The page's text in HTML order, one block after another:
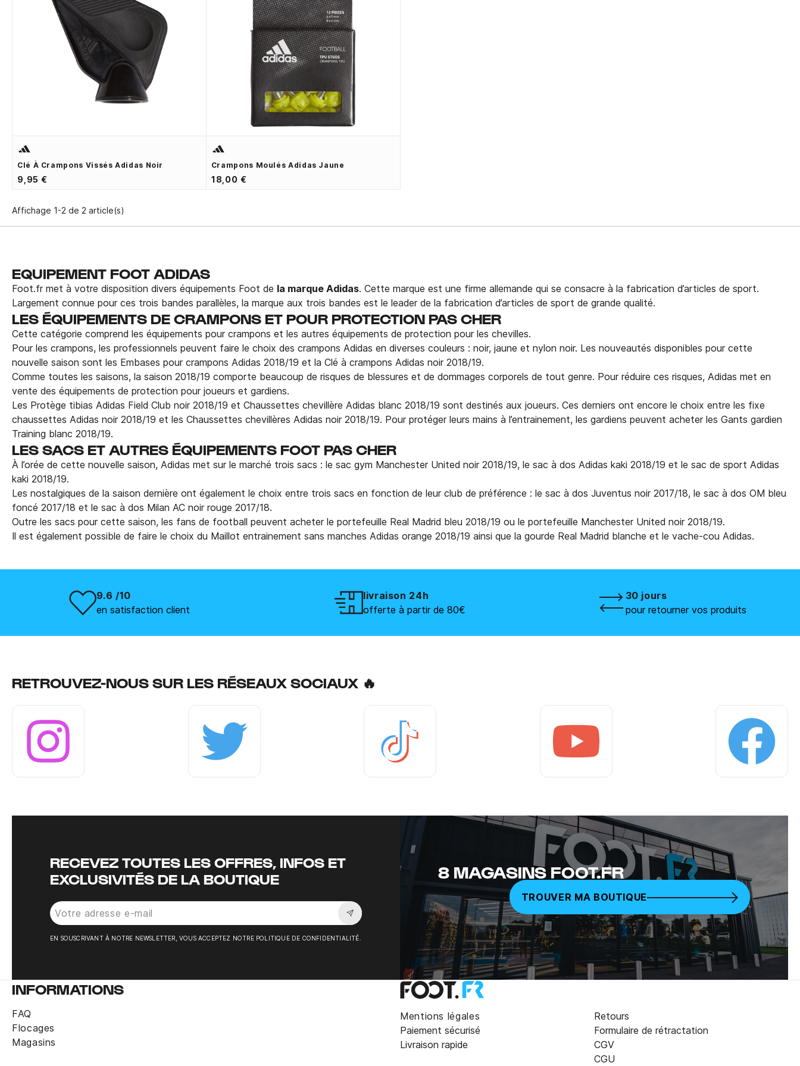
Clé À Crampons Vissés Adidas Noir
9,95 €
Crampons Moulés Adidas Jaune
18,00 €
Affichage 1-2 de 2 article(s)
EQUIPEMENT FOOT ADIDAS
Foot.fr met à votre disposition divers équipements Foot de la marque Adidas. Cette marque est une firme allemande qui se consacre à la fabrication d’articles de sport.
Largement connue pour ces trois bandes parallèles, la marque aux trois bandes est le leader de la fabrication d’articles de sport de grande qualité.
LES ÉQUIPEMENTS DE CRAMPONS ET POUR PROTECTION PAS CHER
Cette catégorie comprend les équipements pour crampons et les autres équipements de protection pour les chevilles.
Pour les crampons, les professionnels peuvent faire le choix des crampons Adidas en diverses couleurs : noir, jaune et nylon noir. Les nouveautés disponibles pour cette
nouvelle saison sont les Embases pour crampons Adidas 2018/19 et la Clé à crampons Adidas noir 2018/19.
Comme toutes les saisons, la saison 2018/19 comporte beaucoup de risques de blessures et de dommages corporels de tout genre. Pour réduire ces risques, Adidas met en
vente des équipements de protection pour joueurs et gardiens.
Les Protège tibias Adidas Field Club noir 2018/19 et Chaussettes chevillère Adidas blanc 2018/19 sont destinés aux joueurs. Ces derniers ont encore le choix entre les fixe
chaussettes Adidas noir 2018/19 et les Chaussettes chevillères Adidas noir 2018/19. Pour protéger leurs mains à l’entrainement, les gardiens peuvent acheter les Gants gardien
Training blanc 2018/19.
LES SACS ET AUTRES ÉQUIPEMENTS FOOT PAS CHER
À l’orée de cette nouvelle saison, Adidas met sur le marché trois sacs : le sac gym Manchester United noir 2018/19, le sac à dos Adidas kaki 2018/19 et le sac de sport Adidas
kaki 2018/19.
Les nostalgiques de la saison dernière ont également le choix entre trois sacs en fonction de leur club de préférence : le sac à dos Juventus noir 2017/18, le sac à dos OM bleu
foncé 2017/18 et le sac à dos Milan AC noir rouge 2017/18.
Outre les sacs pour cette saison, les fans de football peuvent acheter le portefeuille Real Madrid bleu 2018/19 ou le portefeuille Manchester United noir 2018/19.
Il est également possible de faire le choix du Maillot entrainement sans manches Adidas orange 2018/19 ainsi que la gourde Real Madrid blanche et le vache-cou Adidas.
9.6 /10
en satisfaction client
livraison 24h
offerte à partir de 80€
30 jours
pour retourner vos produits
RETROUVEZ-NOUS SUR LES RÉSEAUX SOCIAUX 🔥
RECEVEZ TOUTES LES OFFRES, INFOS ET
EXCLUSIVITÉS DE LA BOUTIQUE
Souscrire à la newsletter
EN SOUSCRIVANT À NOTRE NEWSLETTER, VOUS ACCEPTEZ NOTRE POLITIQUE DE CONFIDENTIALITÉ.
8 MAGASINS FOOT.FR
TROUVER MA BOUTIQUE
INFORMATIONS
FAQ
Flocages
Magasins
Mentions légales
Paiement sécurisé
Livraison rapide
Retours
Formulaire de rétractation
CGV
CGU